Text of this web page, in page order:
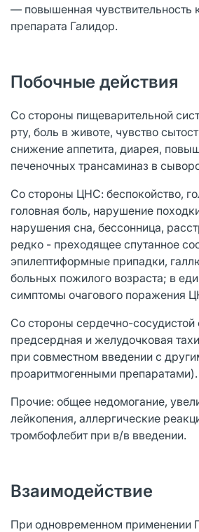
— повышенная чувствительность
препарата Галидор.
Побочные действия
Со стороны пищеварительной
рту, боль в животе, чувство
снижение аппетита, диарея,
печеночных трансаминаз в
Со стороны ЦНС: беспокойство,
головная боль, нарушение
нарушения сна, бессонница,
редко - преходящее спутанное
эпилептиформные припадки,
больных пожилого возраста; в
симптомы очагового поражения
Со стороны сердечно-
предсердная и желудочковая
при совместном введении с
проаритмогенными препаратами).
Прочие: общее недомогание,
лейкопения, аллергические
тромбофлебит при в/в введении.
Взаимодействие
При одновременном применении